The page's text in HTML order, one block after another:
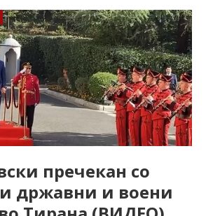
пречекан со
државни и воени